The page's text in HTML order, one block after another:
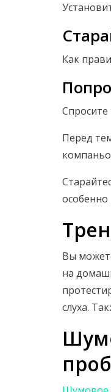
Как
Спросите
Перед
Вы
на
слуха.